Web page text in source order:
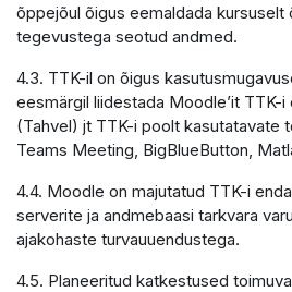
õppejõul õigus eemaldada kursuselt
tegevustega seotud andmed.
4.3. TTK-il on õigus
eesmärgil liidestada Moodle’it TTK-
(Tahvel) jt TTK-i poolt kasutatavate
Teams Meeting, BigBlueButton,
4.4. Moodle on majutatud TTK-i
serverite ja andmebaasi tarkvara
ajakohaste turvauuendustega.
4.5. Planeeritud katkestused